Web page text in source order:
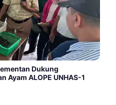
Dukung
Ayam ALOPE UNHAS-1